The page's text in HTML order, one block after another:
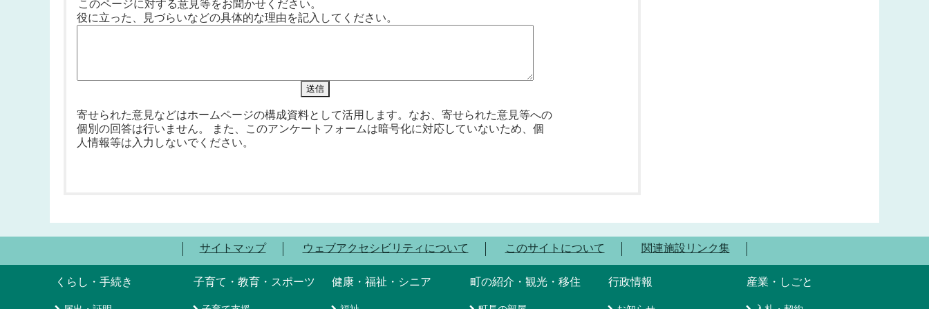
このページに対する意見等をお聞かせください。
役に立った、見づらいなどの具体的な理由を記入してください。
寄せられた意見などはホームページの構成資料として活用します。なお、寄せられた意見等への
個別の回答は行いません。 また、このアンケートフォームは暗号化に対応していないため、個
人情報等は入力しないでください。
サイトマップ ウェブアクセシビリティについて このサイトについて 関連施設リンク集
くらし・手続き 子育て・教育・スポーツ 健康・福祉・シニア 町の紹介・観光・移住 行政情報 産業・しごと